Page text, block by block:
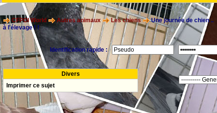
CFPOI World Autres animaux Les chiens
Une journée de chien ..
à l'élevage ! !
Identification rapide :
Divers
Imprimer ce sujet